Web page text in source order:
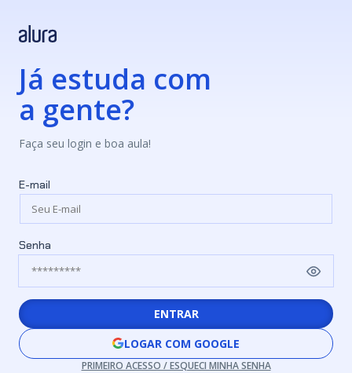
Já estuda com
a gente?
Faça seu login e boa aula!
E-mail
Senha
ENTRAR
LOGAR COM GOOGLE
PRIMEIRO ACESSO / ESQUECI MINHA SENHA